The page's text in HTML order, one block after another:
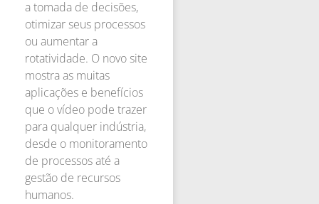
a tomada de decisões,
otimizar seus processos
ou aumentar a
rotatividade. O novo site
mostra as muitas
aplicações e benefícios
que o vídeo pode trazer
para qualquer indústria,
desde o monitoramento
de processos até a
gestão de recursos
humanos.